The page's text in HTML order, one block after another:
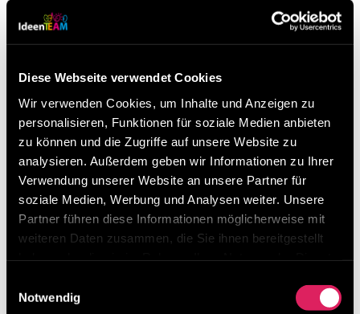
Diese Webseite verwendet Cookies
Wir verwenden Cookies, um Inhalte und Anzeigen zu
personalisieren, Funktionen für soziale Medien anbieten
zu können und die Zugriffe auf unsere Website zu
analysieren. Außerdem geben wir Informationen zu Ihrer
Verwendung unserer Website an unsere Partner für
soziale Medien, Werbung und Analysen weiter. Unsere
Partner führen diese Informationen möglicherweise mit
weiteren Daten zusammen, die Sie ihnen bereitgestellt
Notwendig
1 Minute
Modul 6 – Umfragen
Tooladministration für Leanmanager
folgen in Kürze